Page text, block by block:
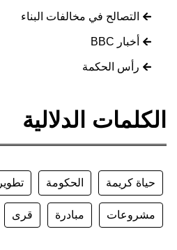
التصالح في مخالفات البناء
أخبار BBC
رأس الحكمة
الكلمات الدلالية
حياة كريمة الحكومة تطوير
مشروعات مبادرة قرى